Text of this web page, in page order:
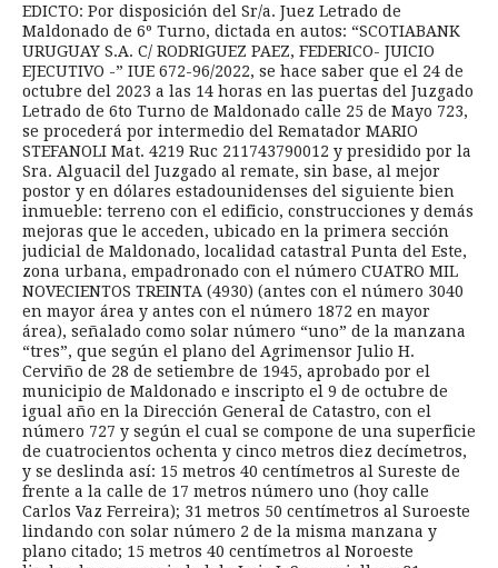
EDICTO: Por disposición del Sr/a. Juez Letrado de
Maldonado de 6º Turno, dictada en autos: “SCOTIABANK
URUGUAY S.A. C/ RODRIGUEZ PAEZ, FEDERICO- JUICIO
EJECUTIVO -” IUE 672-96/2022, se hace saber que el 24 de
octubre del 2023 a las 14 horas en las puertas del Juzgado
Letrado de 6to Turno de Maldonado calle 25 de Mayo 723,
se procederá por intermedio del Rematador MARIO
STEFANOLI Mat. 4219 Ruc 211743790012 y presidido por la
Sra. Alguacil del Juzgado al remate, sin base, al mejor
postor y en dólares estadounidenses del siguiente bien
inmueble: terreno con el edificio, construcciones y demás
mejoras que le acceden, ubicado en la primera sección
judicial de Maldonado, localidad catastral Punta del Este,
zona urbana, empadronado con el número CUATRO MIL
NOVECIENTOS TREINTA (4930) (antes con el número 3040
en mayor área y antes con el número 1872 en mayor
área), señalado como solar número “uno” de la manzana
“tres”, que según el plano del Agrimensor Julio H.
Cerviño de 28 de setiembre de 1945, aprobado por el
municipio de Maldonado e inscripto el 9 de octubre de
igual año en la Dirección General de Catastro, con el
número 727 y según el cual se compone de una superficie
de cuatrocientos ochenta y cinco metros diez decímetros,
y se deslinda así: 15 metros 40 centímetros al Sureste de
frente a la calle de 17 metros número uno (hoy calle
Carlos Vaz Ferreira); 31 metros 50 centímetros al Suroeste
lindando con solar número 2 de la misma manzana y
plano citado; 15 metros 40 centímetros al Noroeste